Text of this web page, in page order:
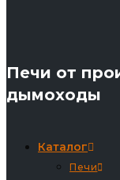
Печи от
дымоходы
Каталог
Печи